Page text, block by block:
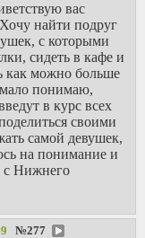
вас
найти подруг
с которыми
сидеть в кафе и
как можно больше
понимаю,
в курс всех
своими
самой девушек,
на понимание и
с Нижнего
№277